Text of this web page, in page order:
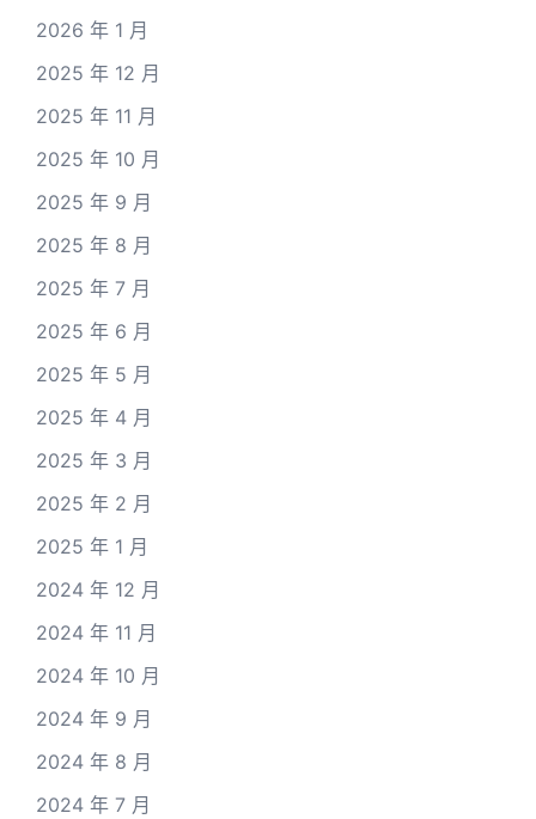
2026 年 1 月
2025 年 12 月
2025 年 11 月
2025 年 10 月
2025 年 9 月
2025 年 8 月
2025 年 7 月
2025 年 6 月
2025 年 5 月
2025 年 4 月
2025 年 3 月
2025 年 2 月
2025 年 1 月
2024 年 12 月
2024 年 11 月
2024 年 10 月
2024 年 9 月
2024 年 8 月
2024 年 7 月